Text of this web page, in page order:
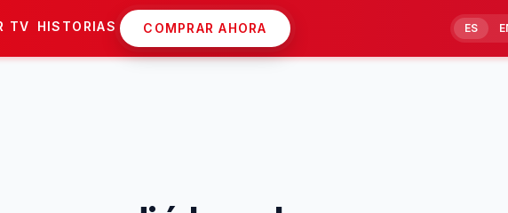
TV HISTORIAS COMPRAR AHORA ES